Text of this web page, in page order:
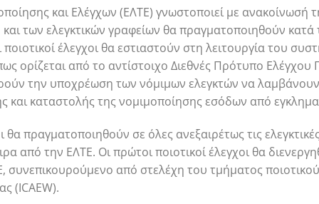
και Ελέγχων (ΕΛΤΕ) γνωστοποιεί με ανακοίνωσή
των ελεγκτικών γραφείων θα πραγματοποιηθούν κατά
έλεγχοι θα εστιαστούν στη λειτουργία του
ορίζεται από το αντίστοιχο Διεθνές Πρότυπο
την υποχρέωση των νόμιμων ελεγκτών να
και καταστολής της νομιμοποίησης εσόδων από
θα πραγματοποιηθούν σε όλες ανεξαιρέτως τις
από την ΕΛΤΕ. Οι πρώτοι ποιοτικοί έλεγχοι θα
συνεπικουρούμενο από στελέχη του τμήματος
(ICAEW).